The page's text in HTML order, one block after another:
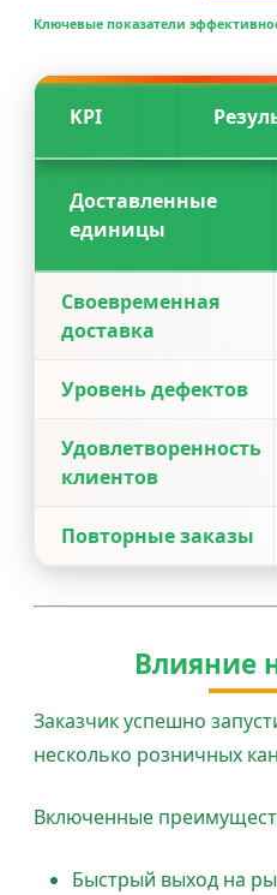
Ключевые показатели
KPI
Доставленные
единицы
Своевременная
доставка
Уровень дефектов
Удовлетворенность
клиентов
Повторные заказы
Влияние
Заказчик успешно
несколько розничных
Включенные
Быстрый выход на